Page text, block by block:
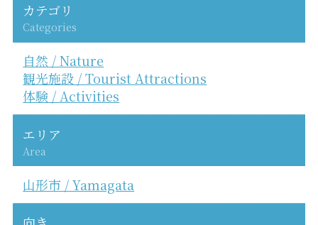
カテゴリ
Categories
自然 / Nature
観光施設 / Tourist Attractions
体験 / Activities
エリア
Area
山形市 / Yamagata